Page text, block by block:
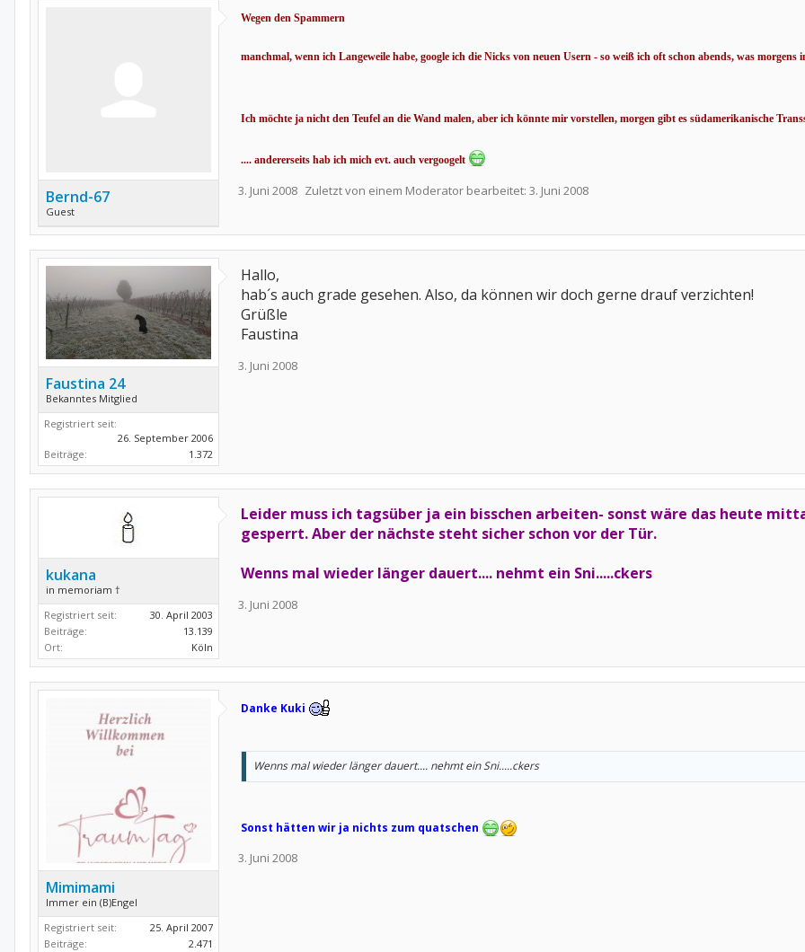
Bernd-67
Guest
Wegen den Spammern
manchmal, wenn ich Langeweile habe, google ich die Nicks von neuen Usern - so weiß ich oft schon abends, was
Ich möchte ja nicht den Teufel an die Wand malen, aber ich könnte mir vorstellen, morgen gibt es südamerikanische
.... andererseits hab ich mich evt. auch vergoogelt
3. Juni 2008 Zuletzt von einem Moderator bearbeitet: 3. Juni 2008
Faustina 24
Bekanntes Mitglied
Registriert seit:
26. September 2006
Beiträge:
1.372
Hallo,
hab´s auch grade gesehen. Also, da können wir doch gerne drauf verzichten!
Grüßle
Faustina
3. Juni 2008
kukana
in memoriam †
Registriert seit:
30. April 2003
Beiträge:
13.139
Ort:
Köln
Leider muss ich tagsüber ja ein bisschen arbeiten- sonst wäre das heute
gesperrt. Aber der nächste steht sicher schon vor der Tür.
Wenns mal wieder länger dauert.... nehmt ein Sni.....ckers
3. Juni 2008
Mimimami
Immer ein (B)Engel
Registriert seit:
25. April 2007
Beiträge:
2.471
Danke Kuki
Wenns mal wieder länger dauert.... nehmt ein Sni.....ckers
Sonst hätten wir ja nichts zum quatschen
3. Juni 2008